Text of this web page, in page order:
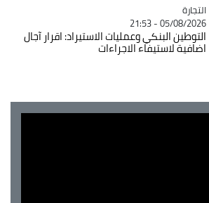
Catégorie
التجارة
05/08/2026 - 21:53
التوطين البنكي وعمليات الاستيراد: اقرار آجال
اضافية لاستيفاء الاجراءات